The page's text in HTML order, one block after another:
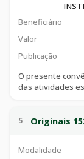
Beneficiário
Valor
Publicação
O presente
das atividades
5 Originais
Modalidade